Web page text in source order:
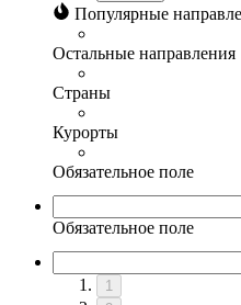
Популярные
Остальные направления
Страны
Курорты
Обязательное поле
Обязательное поле
1